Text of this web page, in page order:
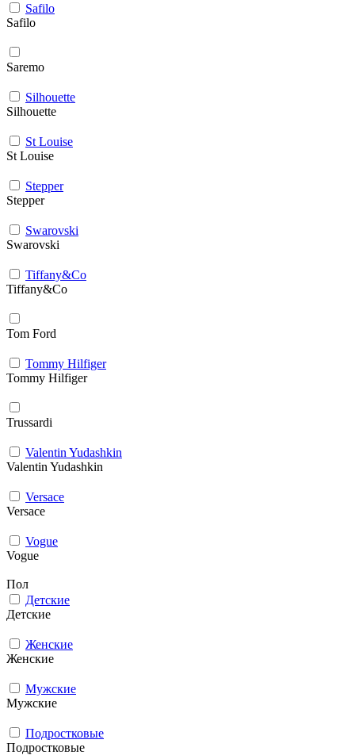
Safilo
Safilo
Saremo
Silhouette
Silhouette
St Louise
St Louise
Stepper
Stepper
Swarovski
Swarovski
Tiffany&Co
Tiffany&Co
Tom Ford
Tommy Hilfiger
Tommy Hilfiger
Trussardi
Valentin Yudashkin
Valentin Yudashkin
Versace
Versace
Vogue
Vogue
Пол
Детские
Детские
Женские
Женские
Мужcкие
Мужcкие
Подростковые
Подростковые